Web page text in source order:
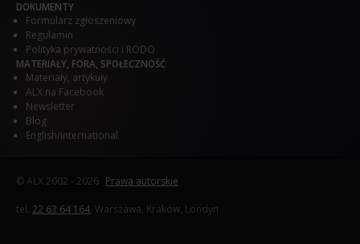
DOKUMENTY
Formularz zgłoszeniowy
Regulamin
Polityka prywatności i RODO
MATERIAŁY, FORA, SPOŁECZNOŚĆ
Materiały, artykuły
ALX na Facebook
Newsletter
Blog
English/international
© ALX 2002 - 2026 Prawa autorskie
tel. 22 63 64 164, Warszawa, Kraków, Londyn